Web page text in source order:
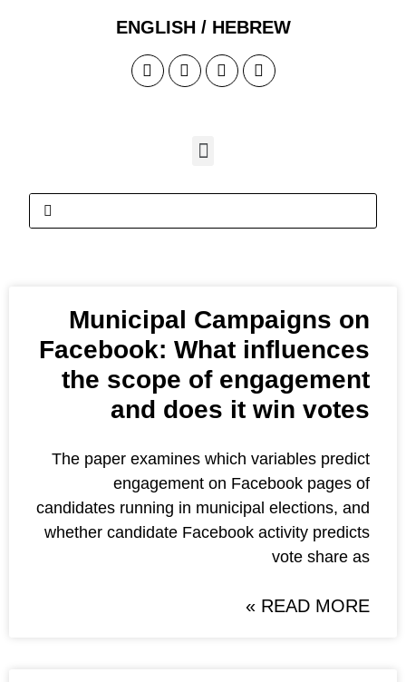
ENGLISH /
Municipal
Facebook: What
the scope of
and does it
The paper examines which
engagement on
candidates running in
whether candidate Facebook